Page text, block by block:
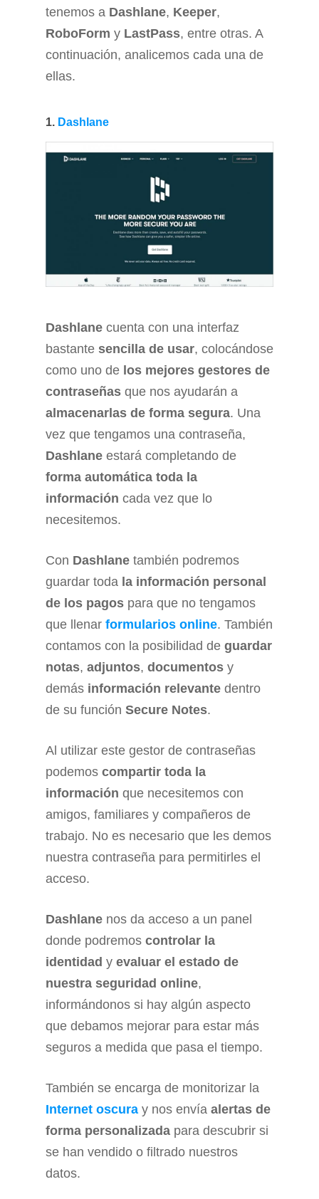
tenemos a Dashlane, Keeper,
RoboForm y LastPass, entre otras. A
continuación, analicemos cada una de
ellas.
1. Dashlane
Dashlane cuenta con una interfaz
bastante sencilla de usar, colocándose
como uno de los mejores gestores de
contraseñas que nos ayudarán a
almacenarlas de forma segura. Una
vez que tengamos una contraseña,
Dashlane estará completando de
forma automática toda la
información cada vez que lo
necesitemos.
Con Dashlane también podremos
guardar toda la información personal
de los pagos para que no tengamos
que llenar formularios online. También
contamos con la posibilidad de guardar
notas, adjuntos, documentos y
demás información relevante dentro
de su función Secure Notes.
Al utilizar este gestor de contraseñas
podemos compartir toda la
información que necesitemos con
amigos, familiares y compañeros de
trabajo. No es necesario que les demos
nuestra contraseña para permitirles el
acceso.
Dashlane nos da acceso a un panel
donde podremos controlar la
identidad y evaluar el estado de
nuestra seguridad online,
informándonos si hay algún aspecto
que debamos mejorar para estar más
seguros a medida que pasa el tiempo.
También se encarga de monitorizar la
Internet oscura y nos envía alertas de
forma personalizada para descubrir si
se han vendido o filtrado nuestros
datos.